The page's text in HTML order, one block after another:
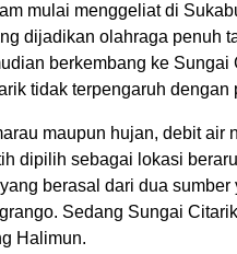
mulai menggeliat di
dijadikan olahraga penuh
berkembang ke
tidak terpengaruh dengan
maupun hujan, debit air
dipilih sebagai lokasi
berasal dari dua
Sedang Sungai
Halimun.